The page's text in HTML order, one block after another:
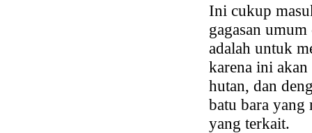
Ini cukup
gagasan
adalah untuk
karena ini akan
hutan, dan
batu bara yang
yang terkait.